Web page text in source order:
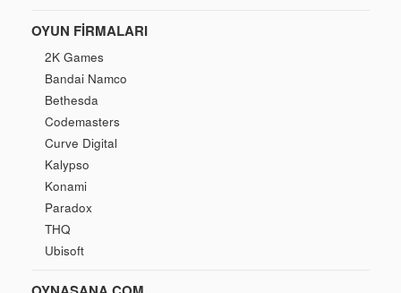
OYUN FIRMALARI
2K Games
Bandai Namco
Bethesda
Codemasters
Curve Digital
Kalypso
Konami
Paradox
THQ
Ubisoft